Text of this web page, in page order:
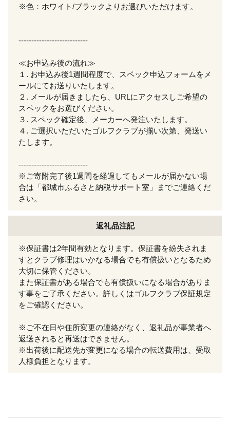
※色：ホワイト/ブラックよりお選びいただけます。
---------------------------
≪お申込み後の流れ≫
１. お申込み後1週間程度で、スペック申込フォームをメ
ールにてお送りいたします。
２. メールが届きましたら、URLにアクセスしご希望の
スペックをお選びください。
３. スペック確定後、メーカーへ発注いたします。
４. ご選択いただいたゴルフクラブが揃い次第、発送い
たします。
---------------------------
※ご寄附完了後1週間を経過してもメールが届かない場
合は「都城市ふるさと納税サポート室」までご連絡くだ
さい。
返礼品注記
※保証書は2年間有効となります。保証書を紛失されま
すとクラブ修理はいかなる場合でも有償扱いとなるため
大切に保管ください。
また保証書がある場合でも有償扱いになる場合がありま
す事をご了承ください。詳しくはゴルフクラブ保証規定
をご確認ください。
※ご不在日や住所変更の連絡がなく、返礼品が事業者へ
返送されると再送はできません。
※出荷後に配送先が変更になる場合の転送費用は、受取
人様負担となります。